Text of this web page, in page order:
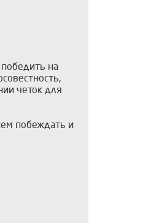
на
четок для
побеждать и